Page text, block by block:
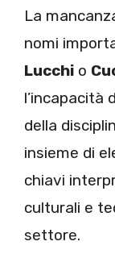
La
nomi
Lucchi o
l’incapacità
della
insieme di
chiavi
culturali e
settore.